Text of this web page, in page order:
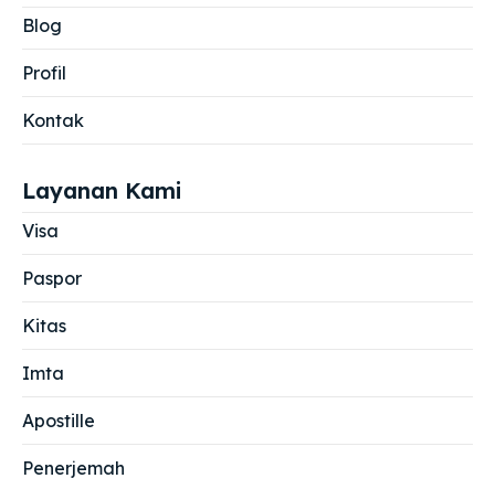
Blog
Profil
Kontak
Layanan Kami
Visa
Paspor
Kitas
Imta
Apostille
Penerjemah